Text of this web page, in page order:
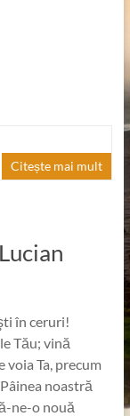
Citește mai mult
în ceruri!
Tău; vină
voia Ta, precum
noastră
ne-o nouă